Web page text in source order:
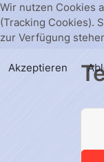
Wir nutzen Cookies
(Tracking Cookies).
zur Verfügung
Akzeptieren